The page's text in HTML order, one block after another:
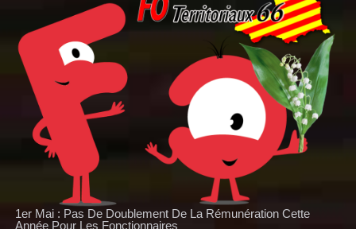
1er Mai : Pas De Doublement De La Rémunération Cette
Année Pour Les Fonctionnaires